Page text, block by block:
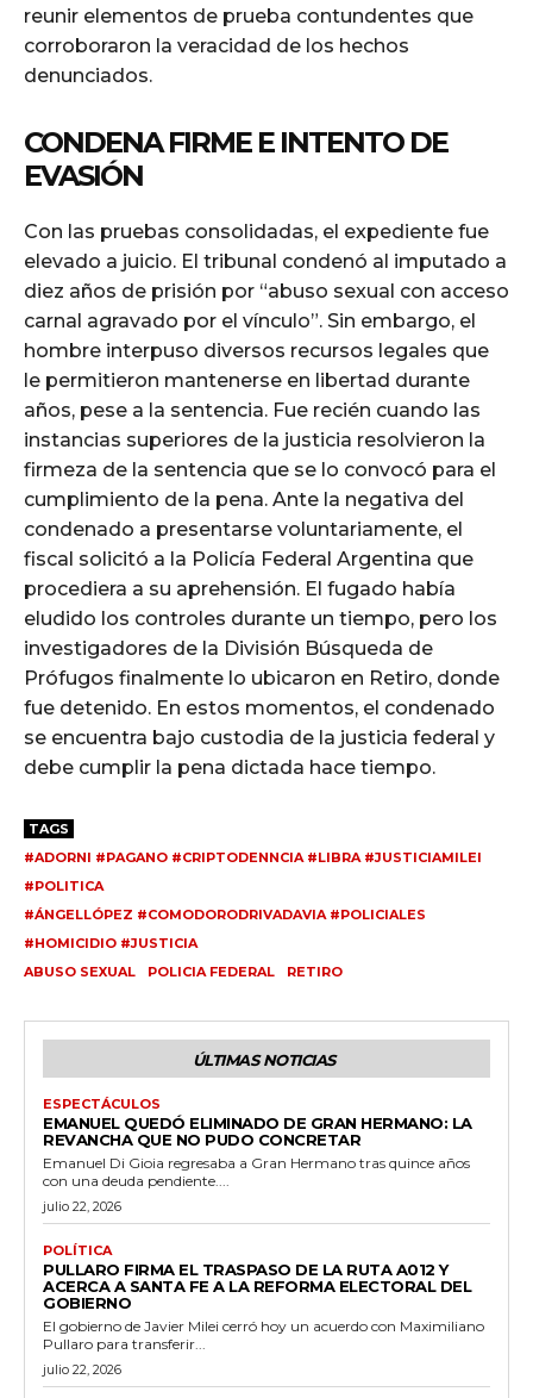
reunir elementos de prueba contundentes que
corroboraron la veracidad de los hechos
denunciados.
CONDENA FIRME E INTENTO DE
EVASIÓN
Con las pruebas consolidadas, el expediente fue
elevado a juicio. El tribunal condenó al imputado a
diez años de prisión por “abuso sexual con acceso
carnal agravado por el vínculo”. Sin embargo, el
hombre interpuso diversos recursos legales que
le permitieron mantenerse en libertad durante
años, pese a la sentencia. Fue recién cuando las
instancias superiores de la justicia resolvieron la
firmeza de la sentencia que se lo convocó para el
cumplimiento de la pena. Ante la negativa del
condenado a presentarse voluntariamente, el
fiscal solicitó a la Policía Federal Argentina que
procediera a su aprehensión. El fugado había
eludido los controles durante un tiempo, pero los
investigadores de la División Búsqueda de
Prófugos finalmente lo ubicaron en Retiro, donde
fue detenido. En estos momentos, el condenado
se encuentra bajo custodia de la justicia federal y
debe cumplir la pena dictada hace tiempo.
TAGS
#ADORNI #PAGANO #CRIPTODENNCIA #LIBRA #JUSTICIAMILEI
#POLITICA
#ÁNGELLÓPEZ #COMODORODRIVADAVIA #POLICIALES
#HOMICIDIO #JUSTICIA
ABUSO SEXUAL
POLICIA FEDERAL RETIRO
ÚLTIMAS NOTICIAS
ESPECTÁCULOS
EMANUEL QUEDÓ ELIMINADO DE GRAN HERMANO: LA
REVANCHA QUE NO PUDO CONCRETAR
Emanuel Di Gioia regresaba a Gran Hermano tras quince años
con una deuda pendiente....
julio 22, 2026
POLÍTICA
PULLARO FIRMA EL TRASPASO DE LA RUTA A012 Y
ACERCA A SANTA FE A LA REFORMA ELECTORAL DEL
GOBIERNO
El gobierno de Javier Milei cerró hoy un acuerdo con Maximiliano
Pullaro para transferir...
julio 22, 2026